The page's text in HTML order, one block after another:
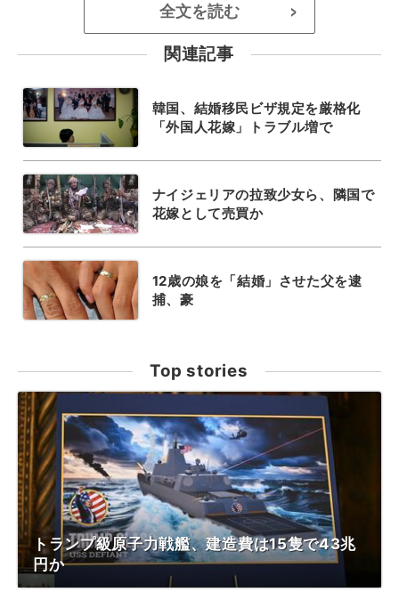
全文を読む >
関連記事
韓国、結婚移民ビザ規定を厳格化
「外国人花嫁」トラブル増で
ナイジェリアの拉致少女ら、隣国で
花嫁として売買か
12歳の娘を「結婚」させた父を逮
捕、豪
Top stories
トランプ級原子力戦艦、建造費は15隻で43兆
円か